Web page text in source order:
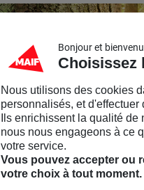
Bonjour et
Choisissez
Nous utilisons des cookies
personnalisés, et d'effectuer
Ils enrichissent la qualité
nous nous engageons à ce
votre service.
Vous pouvez accepter ou
votre choix à tout moment.